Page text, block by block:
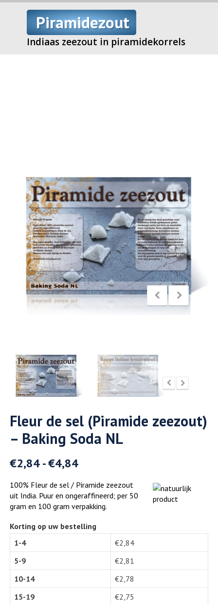
Piramidezout
Indiaas zeezout in piramidekorrels
Fleur de sel (Piramide zeezout)
– Baking Soda NL
€2,84-€4,84
100% Fleur de sel / Piramide zeezout
uit India. Puur en ongeraffineerd; per 50
gram en 100 gram verpakking.
Korting op uw bestelling
1-4
€2,84
5-9
€2,81
10-14
€2,78
15-19
€2,75